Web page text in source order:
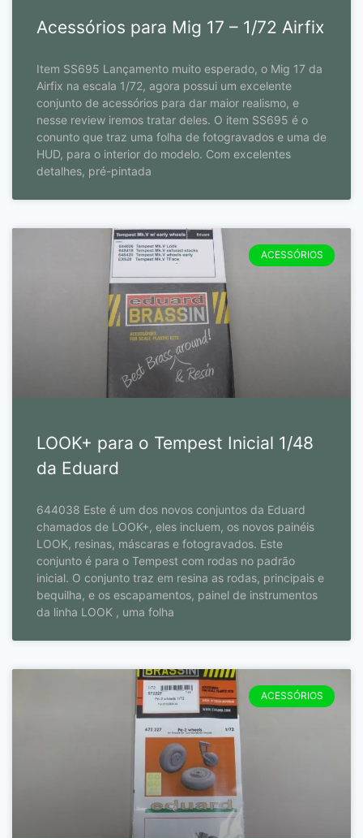
Acessórios para Mig 17 – 1/72 Airfix
Item SS695 Lançamento muito esperado, o Mig 17 da
Airfix na escala 1/72, agora possui um excelente
conjunto de acessórios para dar maior realismo, e
nesse review iremos tratar deles. O item SS695 é o
conunto que traz uma folha de fotogravados e uma de
HUD, para o interior do modelo. Com excelentes
detalhes, pré-pintada
ACESSÓRIOS
LOOK+ para o Tempest Inicial 1/48
da Eduard
644038 Este é um dos novos conjuntos da Eduard
chamados de LOOK+, eles incluem, os novos painéis
LOOK, resinas, máscaras e fotogravados. Este
conjunto é para o Tempest com rodas no padrão
inicial. O conjunto traz em resina as rodas, principais e
bequilha, e os escapamentos, painel de instrumentos
da linha LOOK , uma folha
ACESSÓRIOS